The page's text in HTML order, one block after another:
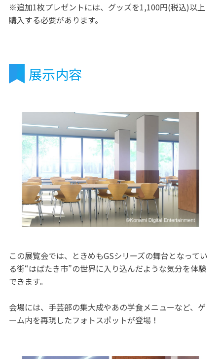
※追加1枚プレゼントには、グッズを1,100円(税込)以上
購入する必要があります。
展示内容
この展覧会では、ときめもGSシリーズの舞台となってい
る街“はばたき市”の世界に入り込んだような気分を体験
できます。
会場には、手芸部の集大成やあの学食メニューなど、ゲ
ーム内を再現したフォトスポットが登場！